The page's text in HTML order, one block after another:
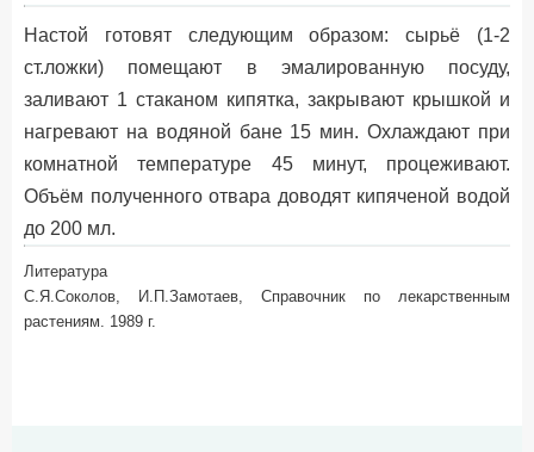
Настой готовят следующим образом: сырьё (1-2
ст.ложки) помещают в эмалированную посуду,
заливают 1 стаканом кипятка, закрывают крышкой и
нагревают на водяной бане 15 мин. Охлаждают при
комнатной температуре 45 минут, процеживают.
Объём полученного отвара доводят кипяченой водой
до 200 мл.
Литература
С.Я.Соколов, И.П.Замотаев, Справочник по лекарственным
растениям. 1989 г.